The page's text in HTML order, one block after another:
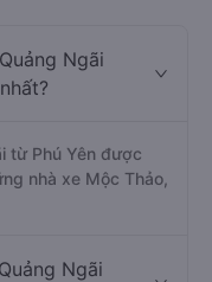
Ngãi
từ Phú Yên được
nhà xe Mộc Thảo,
Ngãi